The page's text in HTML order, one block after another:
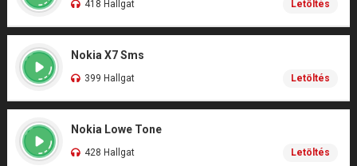
418 Hallgat Letöltés
Nokia X7 Sms
399 Hallgat Letöltés
Nokia Lowe Tone
428 Hallgat Letöltés